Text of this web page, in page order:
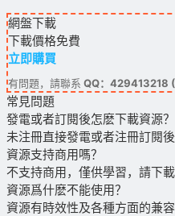
網盤下載
下載價格免費
立即購買
有問題，請聯系 QQ：429413218
常見問題
發電或者訂閱後怎麽下載資源？
未注冊直接發電或者注冊訂閱
資源支持商用嗎？
不支持商用，僅供學習，請下
資源爲什麽不能使用？
資源有時效性及各種方面的兼